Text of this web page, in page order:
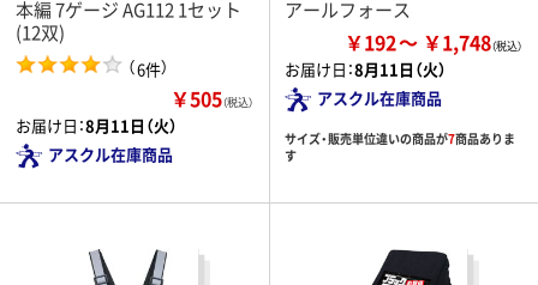
本編 7ゲージ AG112 1セット
(12双)
（6件）
￥505（税込）
お届け日：8月11日（火）
アスクル在庫商品
アールフォース
￥192 ￥1,748
お届け日：8月11日（火）
アスクル在庫商品
サイズ・販売単位違いの商品が7商品ありま
す